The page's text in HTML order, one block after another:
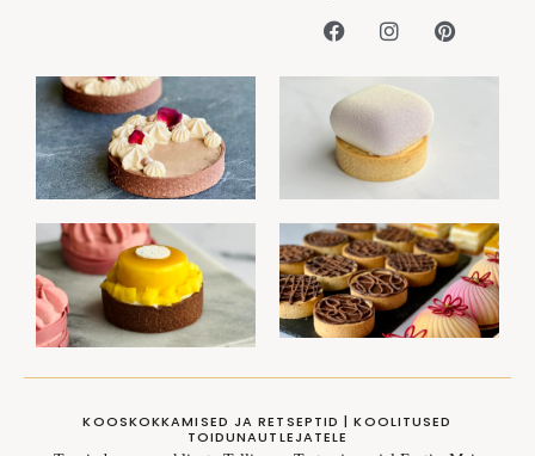
KOOSKOKKAMISED JA RETSEPTID | KOOLITUSED
TOIDUNAUTLEJATELE